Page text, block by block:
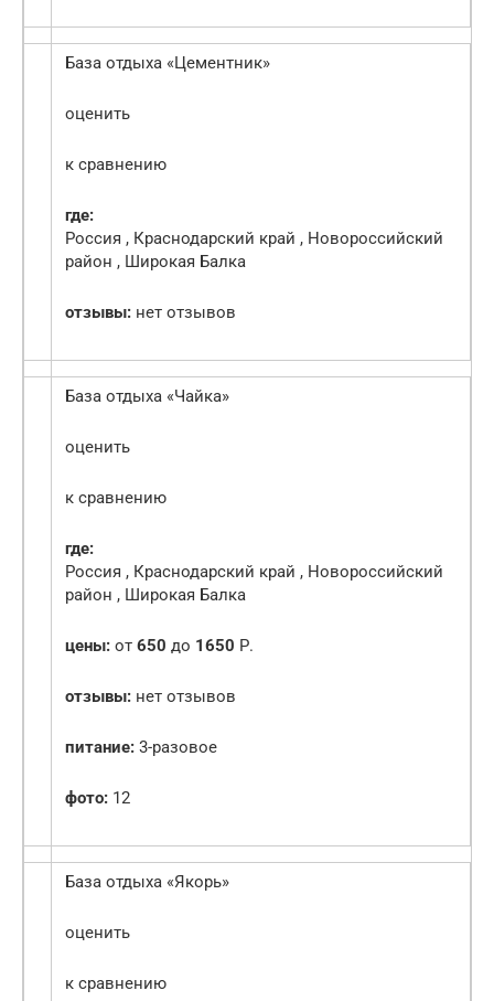
База отдыха «Цементник»
оценить
к сравнению
где:
Россия , Краснодарский край , Новороссийский
район , Широкая Балка
отзывы: нет отзывов
База отдыха «Чайка»
оценить
к сравнению
где:
Россия , Краснодарский край , Новороссийский
район , Широкая Балка
цены: от 650 до 1650 Р.
отзывы: нет отзывов
питание: 3-разовое
фото: 12
База отдыха «Якорь»
оценить
к сравнению